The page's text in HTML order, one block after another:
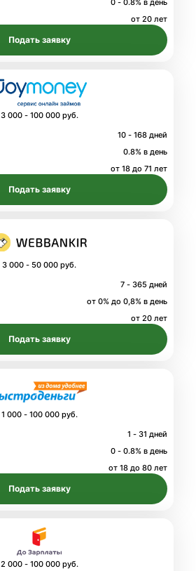
0 - 0.8% в день
от 20 лет
Подать заявку
3 000 - 100 000 руб.
10 - 168 дней
0.8% в день
от 18 до 71 лет
Подать заявку
3 000 - 50 000 руб.
7 - 365 дней
от 0% до 0,8% в день
от 20 лет
Подать заявку
1 000 - 100 000 руб.
1 - 31 дней
0 - 0.8% в день
от 18 до 80 лет
Подать заявку
2 000 - 100 000 руб.